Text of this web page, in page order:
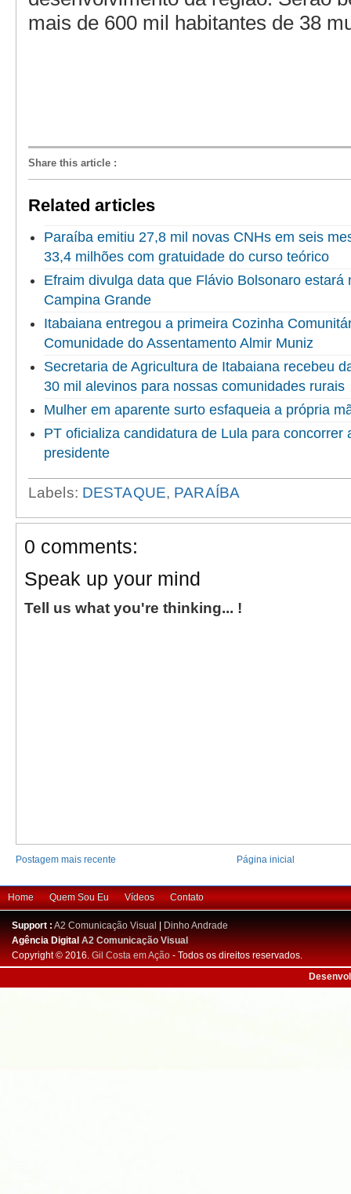
mais de 600 mil habitantes de 38
Share this article :
Related articles
Paraíba emitiu 27,8 mil novas CNHs em seis
33,4 milhões com gratuidade do curso teórico
Efraim divulga data que Flávio Bolsonaro estará
Campina Grande
Itabaiana entregou a primeira Cozinha
Comunidade do Assentamento Almir Muniz
Secretaria de Agricultura de Itabaiana recebeu
30 mil alevinos para nossas comunidades rurais
Mulher em aparente surto esfaqueia a própria
PT oficializa candidatura de Lula para concorrer
presidente
Labels: DESTAQUE, PARAÍBA
0 comments:
Speak up your mind
Tell us what you're thinking... !
Postagem mais recente Página inicial
Home Quem Sou Eu Vídeos Contato
Support : A2 Comunicação Visual | Dinho Andrade
Agência DigitalA2 Comunicação Visual
Copyright © 2016. Gil Costa em Ação - Todos os direitos reservados.